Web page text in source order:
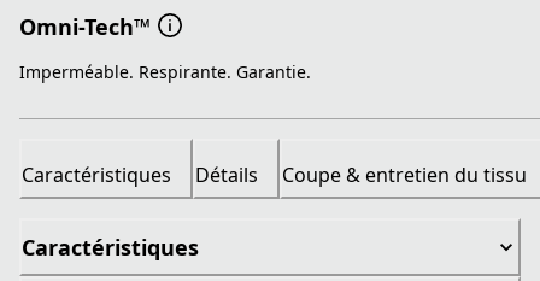
Omni-Tech™
Imperméable. Respirante. Garantie.
Caractéristiques Détails Coupe & entretien du tissu
Caractéristiques